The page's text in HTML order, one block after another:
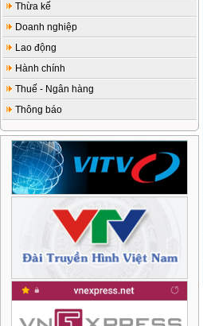
Thừa kế
Doanh nghiệp
Lao động
Hành chính
Thuế - Ngân hàng
Thông báo